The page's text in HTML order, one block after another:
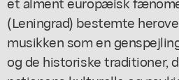
(Leningrad) bestemte
musikken som en
og de historiske traditioner,